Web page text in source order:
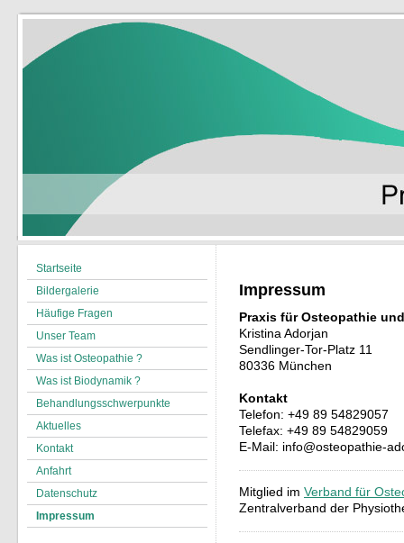
Startseite
Bildergalerie
Häufige Fragen
Unser Team
Was ist Osteopathie ?
Was ist Biodynamik ?
Behandlungsschwerpunkte
Aktuelles
Kontakt
Anfahrt
Datenschutz
Impressum
Impressum
Praxis für Osteopathie
Kristina Adorjan
Sendlinger-Tor-Platz 11
80336 München
Kontakt
Telefon: +49 89 54829057
Telefax: +49 89 54829059
E-Mail: info@osteopathie-
Mitglied im Verband für
Zentralverband der